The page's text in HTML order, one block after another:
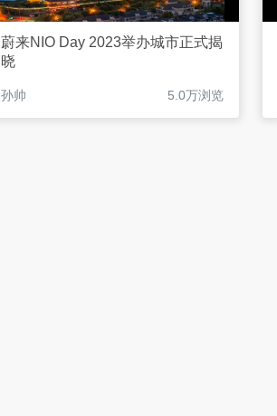
蔚来NIO Day 2023举办城市正式揭
晓
孙帅 5.0万浏览